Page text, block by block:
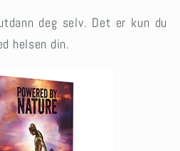
tdann deg selv. Det er kun du
helsen din.